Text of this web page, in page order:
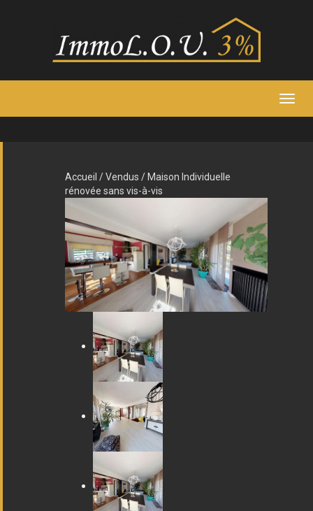
Accueil /Vendus / Maison Individuelle
rénovée sans vis-à-vis